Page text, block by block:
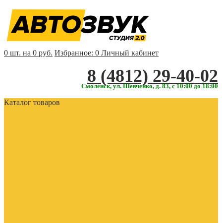
0 шт. на 0 руб. Избранное: 0 Личный кабинет
‎‎8 (4812) 29-40-02
Смоленск, ул. Шевченко, д. 83, с 10:00 до 18:00
Каталог товаров